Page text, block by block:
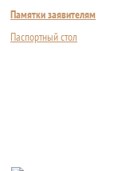
Памятки заявителям
Паспортный стол